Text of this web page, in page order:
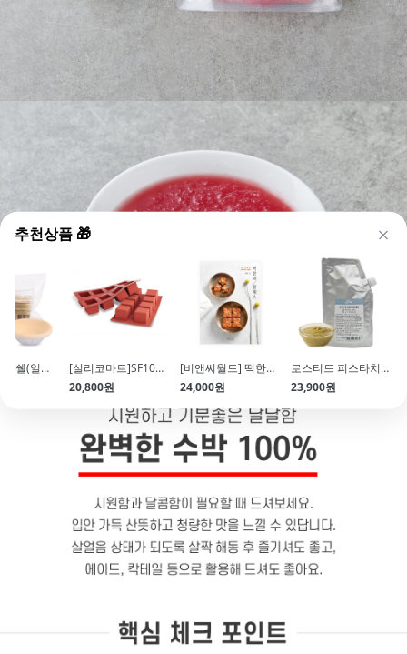
추천상품 🎁
냉동 타르트쉘(일반\/20g*18개입\/냉동생지)
[실리코마트]SF104 CUBE (8구\/큐브)
20,800원
[비앤씨월드] 떡한과 클래스
24,000원
로스티드 피스타치오 크런치 필링(30%함유\/300g\/스프레드)
23,900원